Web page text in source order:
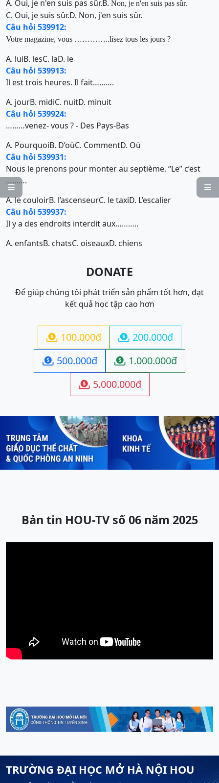


A. Oui, je n'en suis pas sûr.B. Non, je n'en suis pas sûr.
C. Oui, je suis sûr.D. Non, j'en suis sûr.
Câu hỏi 539912:
Votre magazine, vous …………..lisez tous les jours ?
A. luiB. lesC. laD. le
Câu hỏi 539913:
Il est trois heures. Il fait……….
A. jourB. midiC. nuitD. minuit
Câu hỏi 539924:
………venez- vous ? - Des Pays-Bas
A. PourquoiB. D’oùC. CommentD. Où
Câu hỏi 539931:
Nous le prenons pour monter au septième. “Le” c’est
……….
A. le couloirB. l’ascenseurC. le taxiD. L’escalier
Câu hỏi 539937:
Il y a des endroits interdit aux………..
A. enfantsB. chatsC. oiseauxD. chiens
DONATE
Để giúp chúng tôi phát triển sản phẩm tốt hơn, đạt
kết quả học tập cao hơn
 100.000đ  200.000đ
 500.000đ  1.000.000đ
 5.000.000đ
Previous Next
Bản tin HOU-TV số 06 năm 2025
TRƯỜNG ĐẠI HỌC MỞ HÀ NỘI HOU